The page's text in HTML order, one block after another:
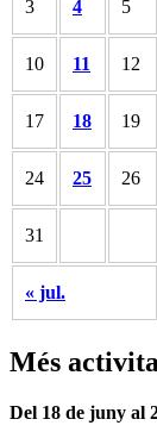
3 4 5
10 11 12
17 18 19
24 25 26
31
« jul.
Més
Del 18 de juny al